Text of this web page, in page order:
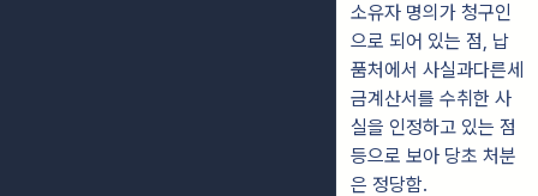
소유자 명의가 청구인
으로 되어 있는 점, 납
품처에서 사실과다른세
금계산서를 수취한 사
실을 인정하고 있는 점
등으로 보아 당초 처분
은 정당함.